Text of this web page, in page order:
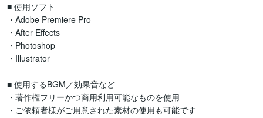
■ 使用ソフト
・Adobe Premiere Pro
・After Effects
・Photoshop
・Illustrator
■ 使用するBGM／効果音など
・著作権フリーかつ商用利用可能なものを使用
・ご依頼者様がご用意された素材の使用も可能です